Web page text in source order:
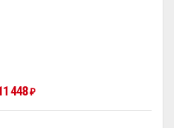
448₽